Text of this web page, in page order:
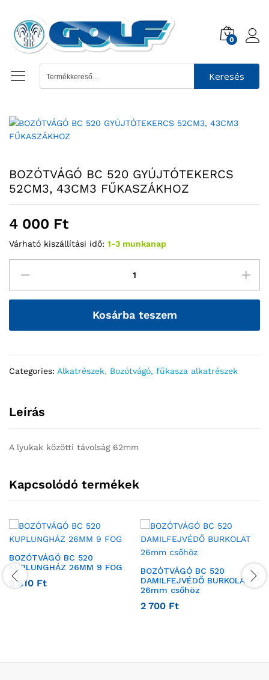
0
Keresés
BOZÓTVÁGÓ BC 520 GYÚJTÓTEKERCS
52CM3, 43CM3 FŰKASZÁKHOZ
4 000 Ft
Várható kiszállítási idő: 1-3 munkanap
Kosárba teszem
Categories: Alkatrészek, Bozótvágó, fűkasza alkatrészek
Leírás
A lyukak közötti távolság 62mm
Kapcsolódó termékek
BOZÓTVÁGÓ BC 520
KUPLUNGHÁZ 26MM 9 FOG
3 810 Ft
BOZÓTVÁGÓ BC 520
DAMILFEJVÉDŐ BURKOLAT
26mm csőhöz
2 700 Ft